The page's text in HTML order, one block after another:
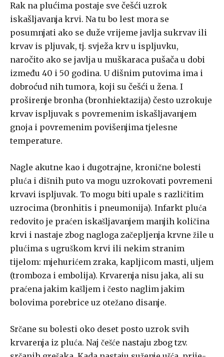
Rak na plućima postaje sve češći uzrok
iskašljavanja krvi. Na tu bo­ lest mora se
posumnjati ako se duže vrijeme javlja sukrvav ili
krvav is­ pljuvak, tj. svježa krv u ispljuvku,
naročito ako se javlja u muškaraca pušača u dobi
između 40 i 50 godina. U dišnim putovima ima i
dobroćud­ nih tumora, koji su češći u žena. I
proširenje bronha (bronhiektazija) često uzrokuje
krvav ispljuvak s povremenim iskašljavanjem
gnoja i povremenim povišenjima tjelesne
temperature.
Nagle akutne kao i dugotrajne, kronične bolesti
pluća i dišnih puto­ va mogu uzrokovati povremeni
krvavi ispljuvak. To mogu biti upale s različitim
uzrocima (bronhitis i pneumonija). Infarkt pluća
redovito je praćen iskašljavanjem manjih količina
krvi i nastaje zbog nagloga začepljenja krvne žile u
plućima s ugruškom krvi ili nekim stranim
tijelom: mjehurićem zraka, kapljicom masti, uljem
(tromboza i embolija). Krvarenja nisu jaka, ali su
praćena jakim kašljem i često naglim jakim
bolovima porebrice uz otežano disanje.
Srčane su bolesti oko deset posto uzrok svih
krvarenja iz pluća. Naj­ češće nastaju zbog tzv.